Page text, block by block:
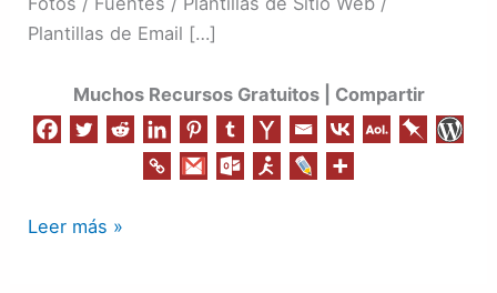
Plantillas de Email […]
Muchos Recursos Gratuitos | Compartir
Leer más »